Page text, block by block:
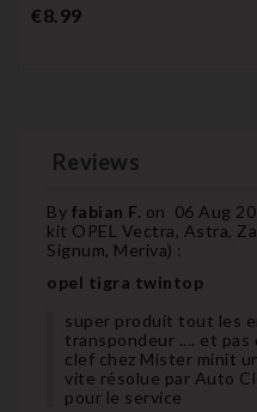
€8.99Price
Reviews
By fabian F. on 06 Aug
kit OPEL Vectra, Astra,
Signum, Meriva) :
opel tigra twintop
super produit tout les
transpondeur .... et pas
clef chez Mister minit
vite résolue par Auto
pour le service